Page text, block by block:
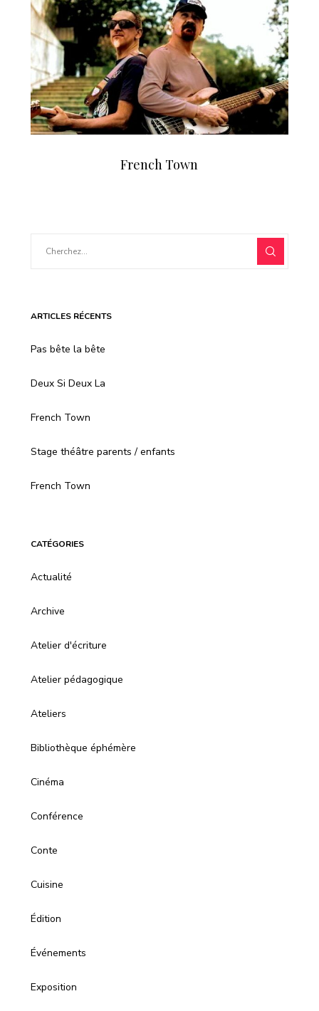
French Town
ARTICLES RÉCENTS
Pas bête la bête
Deux Si Deux La
French Town
Stage théâtre parents / enfants
French Town
CATÉGORIES
Actualité
Archive
Atelier d'écriture
Atelier pédagogique
Ateliers
Bibliothèque éphémère
Cinéma
Conférence
Conte
Cuisine
Édition
Événements
Exposition